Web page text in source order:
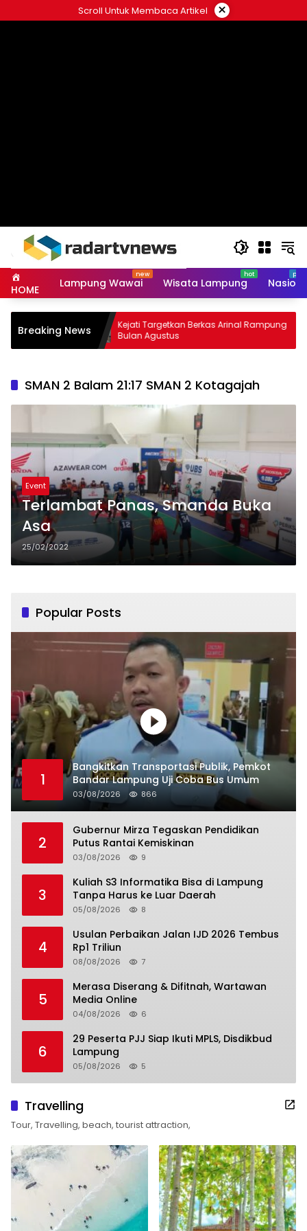
to
Scroll Untuk Membaca Artikel ×
HOME Lampung Wawai Wisata Lampung
Breaking NewsKejati Targetkan Berkas Arinal Rampung
Bulan Agustus
SMAN 2 Balam 21:17 SMAN 2 Kotagajah
Event
Terlambat Panas, Smanda Buka
Asa
25/02/2022
Popular Posts
1
Bangkitkan Transportasi Publik, Pemkot
Bandar Lampung Uji Coba Bus Umum
03/08/2026 866
2
Gubernur Mirza Tegaskan Pendidikan
Putus Rantai Kemiskinan
03/08/2026 9
3
Kuliah S3 Informatika Bisa di Lampung
Tanpa Harus ke Luar Daerah
05/08/2026 8
4
Usulan Perbaikan Jalan IJD 2026 Tembus
Rp1 Triliun
08/08/2026 7
5
Merasa Diserang & Difitnah, Wartawan
Media Online
04/08/2026 6
6
29 Peserta PJJ Siap Ikuti MPLS, Disdikbud
Lampung
05/08/2026 5
Travelling
Tour, Travelling, beach, tourist attraction,